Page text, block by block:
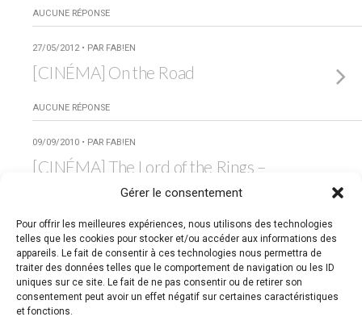
Gérer le consentement
Pour offrir les meilleures expériences, nous utilisons des technologies
telles que les cookies pour stocker et/ou accéder aux informations des
appareils. Le fait de consentir à ces technologies nous permettra de
traiter des données telles que le comportement de navigation ou les ID
uniques sur ce site. Le fait de ne pas consentir ou de retirer son
consentement peut avoir un effet négatif sur certaines caractéristiques
et fonctions.
AUCUNE RÉPONSE
27/05/2012 • PAR FAB!EN
[CINÉMA] On the Road
AUCUNE RÉPONSE
09/09/2010 • PAR FAB!EN
[CINÉMA] The Lord of the Rings –
The Two Towers
AUCUNE RÉPONSE
Charger Des Entrées Supplémentaires Taguées De Cette
Façon…